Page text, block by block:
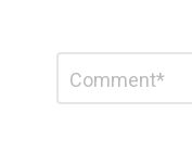
Reply